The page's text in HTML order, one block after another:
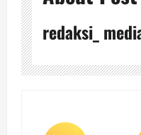
redaksi_